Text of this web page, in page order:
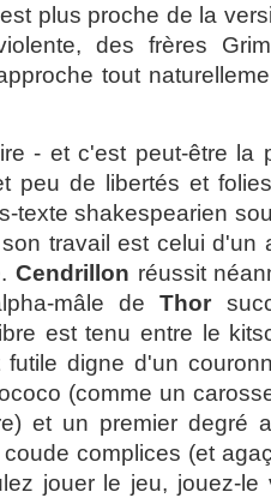
plus proche de la
des frères
tout
- et c'est peut-être la
peu de libertés et
texte shakespearien
travail est celui d'un
Cendrillon réussit
mâle deThor
est tenu entre le
digne d'un
(comme un
et un premier degré
complices (et
jouer le jeu, jouez-le